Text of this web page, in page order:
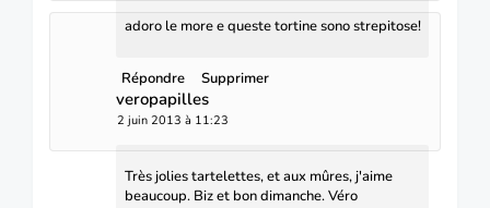
adoro le more e queste tortine sono strepitose!
Répondre Supprimer
veropapilles
2 juin 2013 à 11:23
Très jolies tartelettes, et aux mûres, j'aime
beaucoup. Biz et bon dimanche. Véro